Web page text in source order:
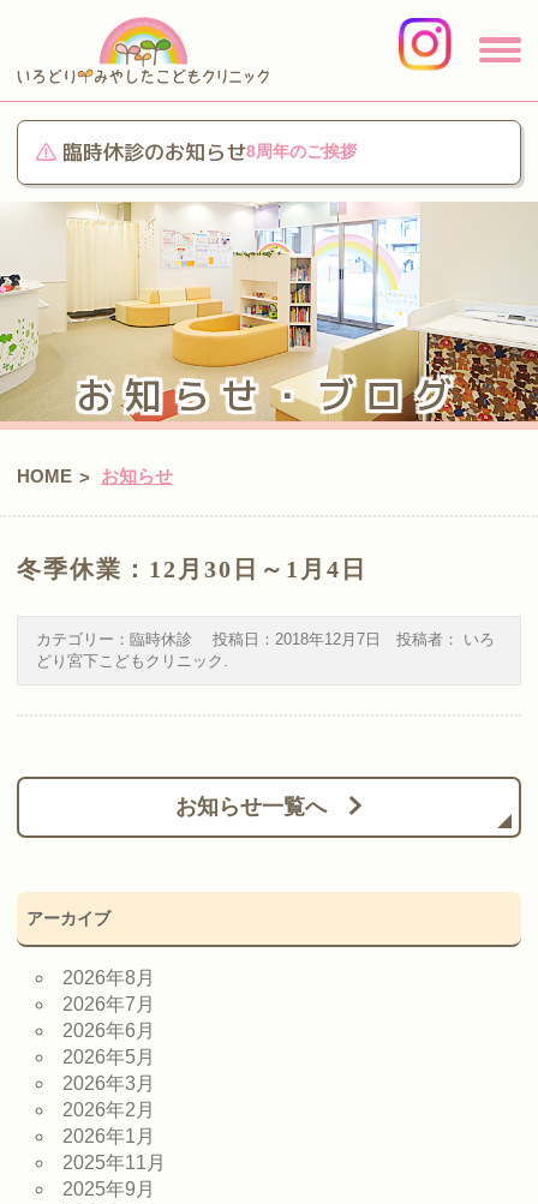
臨時休診のお知らせ8周年のご挨拶
お知らせ・ブログ
HOME > お知らせ
冬季休業：12月30日～1月4日
カテゴリー： 臨時休診 投稿日： 2018年12月7日 投稿者： いろ
どり宮下こどもクリニック
お知らせ一覧へ
アーカイブ
2026年8月
2026年7月
2026年6月
2026年5月
2026年3月
2026年2月
2026年1月
2025年11月
2025年9月